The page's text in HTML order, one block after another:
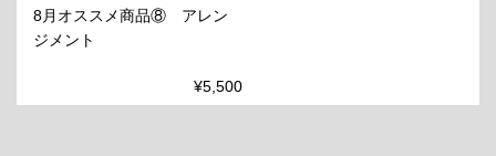
8月オススメ商品⑧ アレン
ジメント
¥5,500